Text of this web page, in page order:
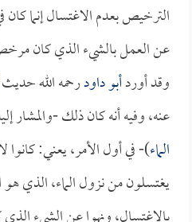
الترخيص بعدم الاغتسال إنما
عن العمل بالشيء الذي كان
وقد أوردأبو داودرحمه الله
عنه، وفيه أنه كان ذلك -والمشار
الماء)- في أول الأمر، يعني: كانوا
يغتسلون من نزول الماء، الذي